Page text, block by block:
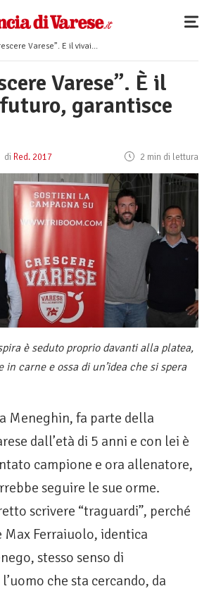
È il vivaio del futuro, garantisce Meneghin
Varese”. È il
garantisce
di Red. 2017 2 min di lettura
è seduto proprio davanti alla platea,
carne e ossa di un’idea che si spera
Meneghin, fa parte della
dall’età di 5 anni e con lei è
campione e ora allenatore,
seguire le sue orme.
scrivere “traguardi”, perché
Max Ferraiuolo, identica
stesso senso di
che sta cercando, da